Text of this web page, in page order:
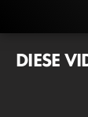
DIESE